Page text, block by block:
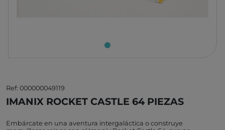
Ref: 000000049119
IMANIX ROCKET CASTLE 64 PIEZAS
Embárcate en una aventura intergaláctica o construye